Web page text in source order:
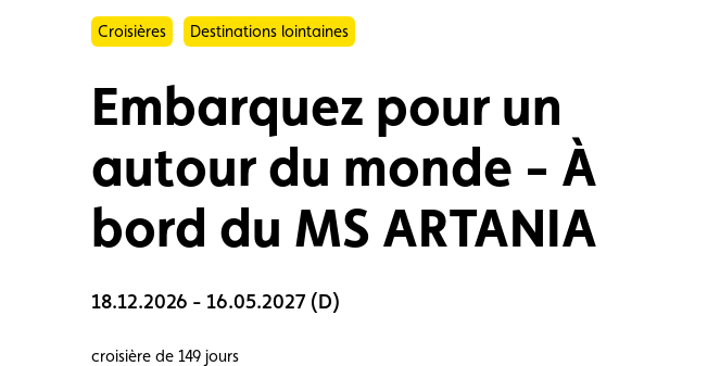
Suggestions
Carte membre Avantages Contrat de vente Vignette
Croisières Destinations lointaines
Embarquez pour un
autour du monde - À
bord du MS ARTANIA
18.12.2026 - 16.05.2027 (D)
croisière de 149 jours